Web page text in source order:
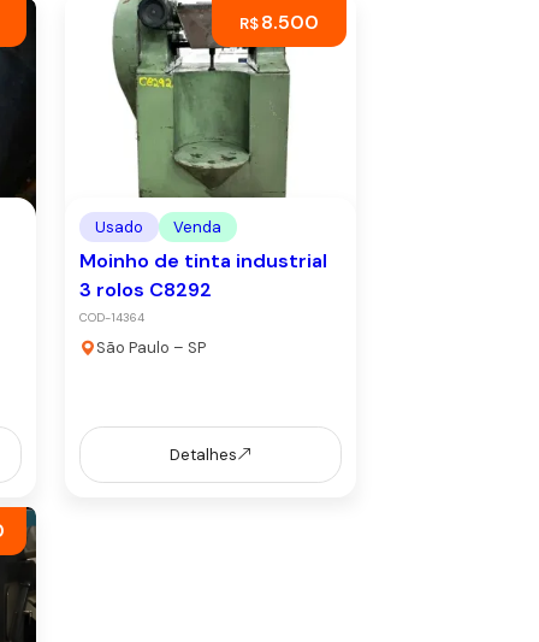
R$8.500
Usado Venda
Moinho de tinta industrial
3 rolos C8292
COD-14364
São Paulo – SP
Detalhes